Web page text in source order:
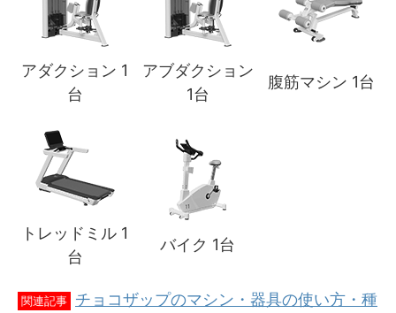
アダクション 1
台
アブダクション
1台
腹筋マシン 1台
トレッドミル 1
台
バイク 1台
関連記事
チョコザップのマシン・器具の使い方・種